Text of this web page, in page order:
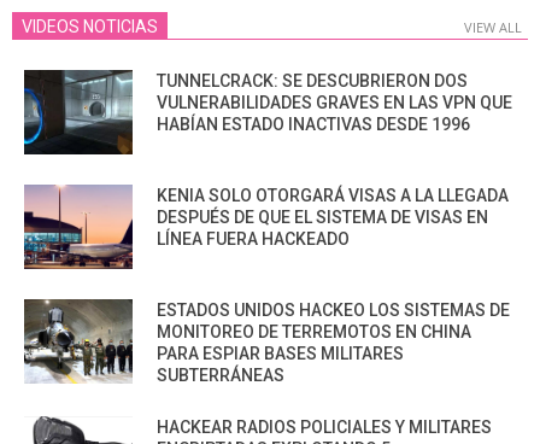
VIDEOS NOTICIAS VIEW ALL
TUNNELCRACK: SE DESCUBRIERON DOS
VULNERABILIDADES GRAVES EN LAS VPN QUE
HABÍAN ESTADO INACTIVAS DESDE 1996
KENIA SOLO OTORGARÁ VISAS A LA LLEGADA
DESPUÉS DE QUE EL SISTEMA DE VISAS EN
LÍNEA FUERA HACKEADO
ESTADOS UNIDOS HACKEO LOS SISTEMAS DE
MONITOREO DE TERREMOTOS EN CHINA
PARA ESPIAR BASES MILITARES
SUBTERRÁNEAS
HACKEAR RADIOS POLICIALES Y MILITARES